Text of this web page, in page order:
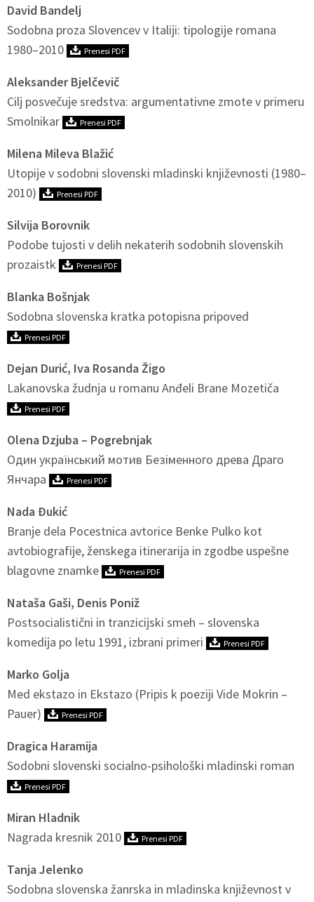
David Bandelj
Sodobna proza Slovencev v Italiji: tipologije romana
1980–2010
Prenesi PDF
Aleksander Bjelčevič
Cilj posvečuje sredstva: argumentativne zmote v primeru
Smolnikar
Prenesi PDF
Milena Mileva Blažić
Utopije v sodobni slovenski mladinski književnosti (1980–
2010)
Prenesi PDF
Silvija Borovnik
Podobe tujosti v delih nekaterih sodobnih slovenskih
prozaistk
Prenesi PDF
Blanka Bošnjak
Sodobna slovenska kratka potopisna pripoved
Prenesi PDF
Dejan Durić, Iva Rosanda Žigo
Lakanovska žudnja u romanu Anđeli Brane Mozetiča
Prenesi PDF
Olena Dzjuba – Pogrebnjak
Один український мотив Безіменного древа Драго
Янчара
Prenesi PDF
Nada Đukić
Branje dela Pocestnica avtorice Benke Pulko kot
avtobiografije, ženskega itinerarija in zgodbe uspešne
blagovne znamke
Prenesi PDF
Nataša Gaši, Denis Poniž
Postsocialistični in tranzicijski smeh – slovenska
komedija po letu 1991, izbrani primeri
Prenesi PDF
Marko Golja
Med ekstazo in Ekstazo (Pripis k poeziji Vide Mokrin –
Pauer)
Prenesi PDF
Dragica Haramija
Sodobni slovenski socialno-psihološki mladinski roman
Prenesi PDF
Miran Hladnik
Nagrada kresnik 2010
Prenesi PDF
Tanja Jelenko
Sodobna slovenska žanrska in mladinska književnost v